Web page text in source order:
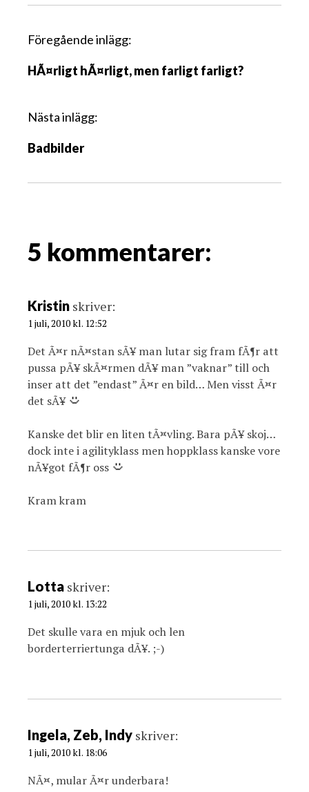
I
l
g
s
a
g
a
i
o
Föregående inlägg:
HÃ¤rligt hÃ¤rligt, men farligt farligt?
Nästa inlägg:
Badbilder
5 kommentarer:
Kristin skriver:
1 juli, 2010 kl. 12:52
Det Ã¤r nÃ¤stan sÃ¥ man lutar sig fram fÃ¶r att
pussa pÃ¥ skÃ¤rmen dÃ¥ man ”vaknar” till och
inser att det ”endast” Ã¤r en bild… Men visst Ã¤r
det sÃ¥
Kanske det blir en liten tÃ¤vling. Bara pÃ¥ skoj…
dock inte i agilityklass men hoppklass kanske vore
nÃ¥got fÃ¶r oss
Kram kram
Lotta skriver:
1 juli, 2010 kl. 13:22
Det skulle vara en mjuk och len
borderterriertunga dÃ¥. ;-)
Ingela, Zeb, Indy skriver:
1 juli, 2010 kl. 18:06
NÃ¤, mular Ã¤r underbara!